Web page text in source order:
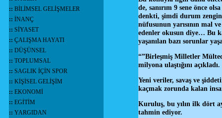
:: BİLİMSEL GELİŞMELER
:: İNANÇ
:: SİYASET
:: ÇALIŞMA HAYATI
:: DÜŞÜNSEL
:: TOPLUMSAL
:: SAGLIK İÇİN SPOR
:: KİŞİSEL GELİŞİM
:: EKONOMİ
:: EGİTİM
:: YARGIDAN
de, sanırım 9 sene önce
denkti, şimdi durum
nüfusunun yarısının mal
edenler okusun diye… Bu
yaşanılan bazı sorunlar
“”Birleşmiş Milletler
milyona ulaştığını açıkladı.
Yeni veriler, savaş ve
kaçmak zorunda kalan
Kuruluş, bu yılın ilk dört
tahmin ediyor.